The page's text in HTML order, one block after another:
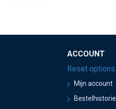
ACCOUNT
Reset options
Mijn account
Bestelhistorie